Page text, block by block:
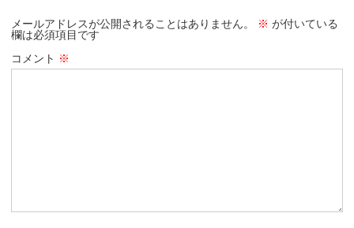
メールアドレスが公開されることはありません。 ※ が付いている
欄は必須項目です
コメント ※